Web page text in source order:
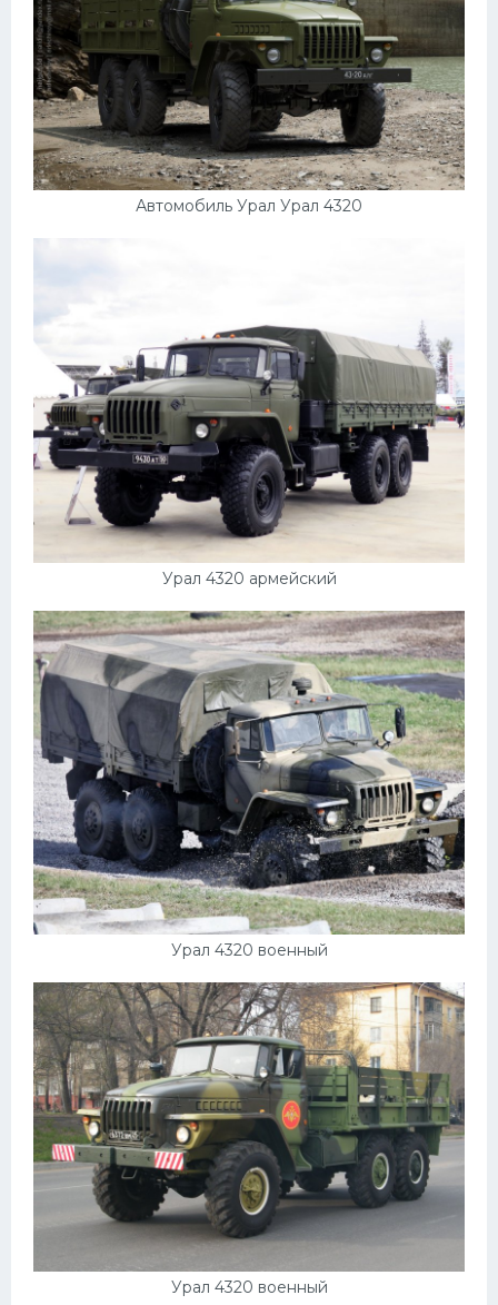
Автомобиль Урал Урал 4320
Урал 4320 армейский
Урал 4320 военный
Урал 4320 военный
ЛУАЗ
Фиат
Ситроен
Субару
Опель
Подводные лодки
Танки
Крайслер
Порше
Самолеты
Корабли
Комплектующие
Лодки
Шкода
Вертолеты
Мазда
Самокаты
Велосипеды
Рено
Прогулочные суда
Хендай
Камаз
Автобусы
Хонда
Грузовики
Шевроле